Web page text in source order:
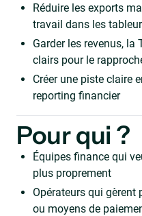
Réduire les exports
travail dans les
Garder les revenus, la
clairs pour le
Créer une piste claire
reporting financier
Pour qui ?
Équipes finance qui
plus proprement
Opérateurs qui gèrent
ou moyens de